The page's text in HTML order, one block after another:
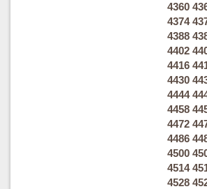
4360
4374
4388
4402
4416
4430
4444
4458
4472
4486
4500
4514
4528